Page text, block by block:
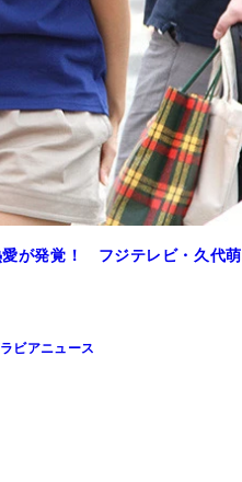
愛が発覚！ フジテレビ・久代萌
ビアニュース